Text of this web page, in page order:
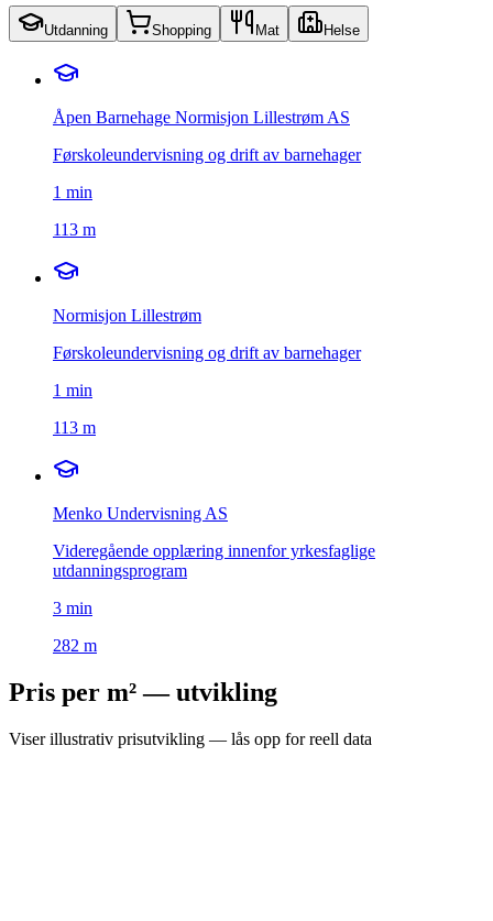
Utdanning Shopping Mat Helse
Åpen Barnehage Normisjon Lillestrøm AS
Førskoleundervisning og drift av barnehager
1 min
113 m
Normisjon Lillestrøm
Førskoleundervisning og drift av barnehager
1 min
113 m
Menko Undervisning AS
Videregående opplæring innenfor yrkesfaglige
utdanningsprogram
3 min
282 m
Pris per m² — utvikling
Viser illustrativ prisutvikling — lås opp for reell data